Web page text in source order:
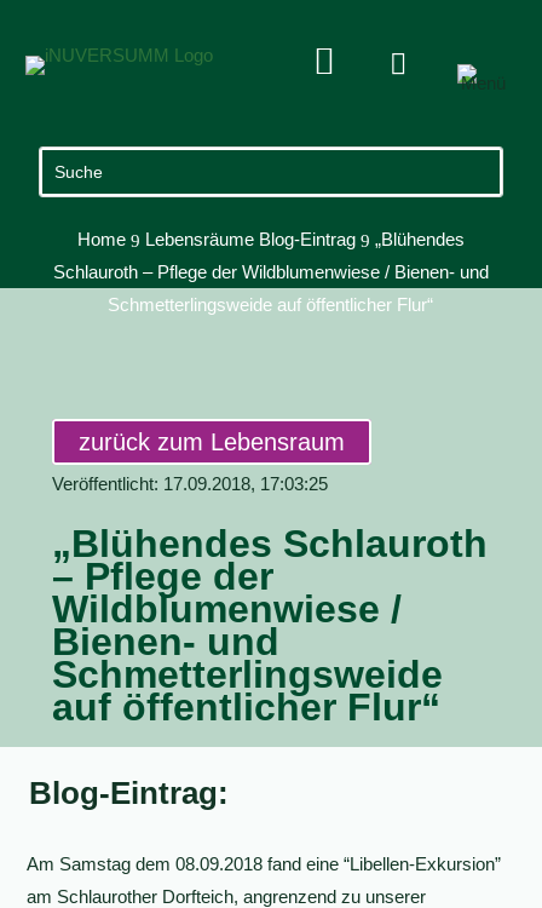
 
Home 9 Lebensräume Blog-Eintrag 9 „Blühendes
Schlauroth – Pflege der Wildblumenwiese / Bienen- und
Schmetterlingsweide auf öffentlicher Flur“
zurück zum Lebensraum
Veröffentlicht: 17.09.2018, 17:03:25
„Blühendes Schlauroth
– Pflege der
Wildblumenwiese /
Bienen- und
Schmetterlingsweide
auf öffentlicher Flur“
Blog-Eintrag:
Am Samstag dem 08.09.2018 fand eine “Libellen-Exkursion”
am Schlaurother Dorfteich, angrenzend zu unserer